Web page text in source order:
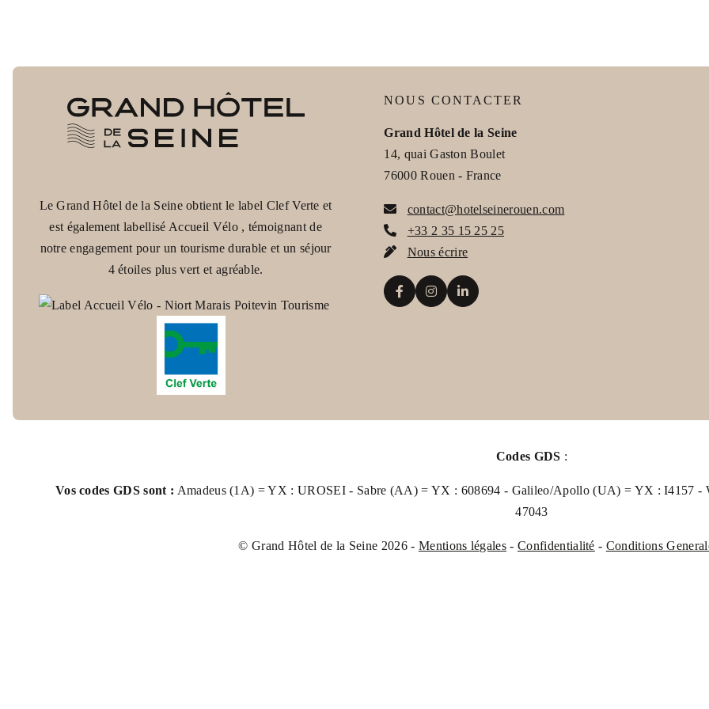
Le Grand Hôtel de la Seine obtient le label Clef Verte et
est également labellisé Accueil Vélo , témoignant de
notre engagement pour un tourisme durable et un séjour
4 étoiles plus vert et agréable.
NOUS CONTACTER
Grand Hôtel de la Seine
14, quai Gaston Boulet
76000 Rouen - France
contact@hotelseinerouen.com
+33 2 35 15 25 25
Nous écrire
Codes GDS :
Vos codes GDS sont : Amadeus (1A) = YX : UROSEI - Sabre (AA) = YX : 608694 - Galileo/Apollo (UA) = YX : I4157
47043
© Grand Hôtel de la Seine 2026 - Mentions légales -Confidentialité - Conditions